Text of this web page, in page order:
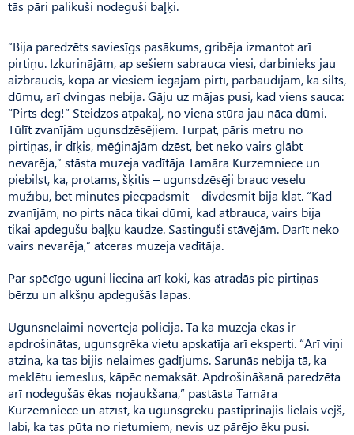
tās pāri palikuši nodeguši baļķi.
“Bija paredzēts saviesīgs pasākums, gribēja izmantot arī
pirtiņu. Izkurinājām, ap sešiem sabrauca viesi, darbinieks jau
aizbraucis, kopā ar viesiem iegājām pirtī, pārbaudījām, ka silts,
dūmu, arī dvingas nebija. Gāju uz mājas pusi, kad viens sauca:
“Pirts deg!” Steidzos atpakaļ, no viena stūra jau nāca dūmi.
Tūlīt zvanījām ugunsdzēsējiem. Turpat, pāris metru no
pirtiņas, ir dīķis, mēģinājām dzēst, bet neko vairs glābt
nevarēja,” stāsta muzeja vadītāja Tamāra Kurzemniece un
piebilst, ka, protams, šķitis – ugunsdzēsēji brauc veselu
mūžību, bet minūtēs piecpadsmit – divdesmit bija klāt. “Kad
zvanījām, no pirts nāca tikai dūmi, kad atbrauca, vairs bija
tikai apdegušu baļķu kaudze. Sastinguši stāvējām. Darīt neko
vairs nevarēja,” atceras muzeja vadītāja.
Par spēcīgo uguni liecina arī koki, kas atradās pie pirtiņas –
bērzu un alkšņu apdegušās lapas.
Ugunsnelaimi novērtēja policija. Tā kā muzeja ēkas ir
apdrošinātas, ugunsgrēka vietu apskatīja arī eksperti. “Arī viņi
atzina, ka tas bijis nelaimes gadījums. Sarunās nebija tā, ka
meklētu iemeslus, kāpēc nemaksāt. Apdrošināšanā paredzēta
arī nodegušās ēkas nojaukšana,” pastāsta Tamāra
Kurzemniece un atzīst, ka ugunsgrēku pastiprinājis lielais vējš,
labi, ka tas pūta no rietumiem, nevis uz pārējo ēku pusi.